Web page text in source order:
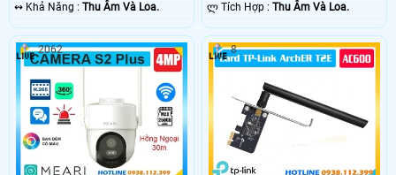
️↭ Khả Năng : Thu Âm Và Loa.
️ლ Tích Hợp :Thu Âm Và Loa.
2062 8